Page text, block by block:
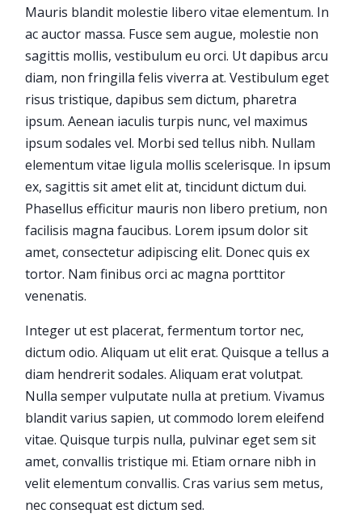
Mauris blandit molestie libero vitae elementum. In
ac auctor massa. Fusce sem augue, molestie non
sagittis mollis, vestibulum eu orci. Ut dapibus arcu
diam, non fringilla felis viverra at. Vestibulum eget
risus tristique, dapibus sem dictum, pharetra
ipsum. Aenean iaculis turpis nunc, vel maximus
ipsum sodales vel. Morbi sed tellus nibh. Nullam
elementum vitae ligula mollis scelerisque. In ipsum
ex, sagittis sit amet elit at, tincidunt dictum dui.
Phasellus efficitur mauris non libero pretium, non
facilisis magna faucibus. Lorem ipsum dolor sit
amet, consectetur adipiscing elit. Donec quis ex
tortor. Nam finibus orci ac magna porttitor
venenatis.
Integer ut est placerat, fermentum tortor nec,
dictum odio. Aliquam ut elit erat. Quisque a tellus a
diam hendrerit sodales. Aliquam erat volutpat.
Nulla semper vulputate nulla at pretium. Vivamus
blandit varius sapien, ut commodo lorem eleifend
vitae. Quisque turpis nulla, pulvinar eget sem sit
amet, convallis tristique mi. Etiam ornare nibh in
velit elementum convallis. Cras varius sem metus,
nec consequat est dictum sed.